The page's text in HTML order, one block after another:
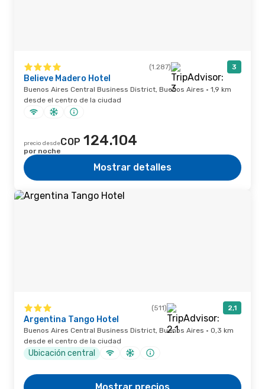
(1.287) 3
Believe Madero Hotel
Buenos Aires Central Business District, Buenos Aires · 1,9 km
desde el centro de la ciudad
precio desdeCOP 124.104
por noche
Mostrar detalles
(511) 2,1
Argentina Tango Hotel
Buenos Aires Central Business District, Buenos Aires · 0,3 km
desde el centro de la ciudad
Ubicación central